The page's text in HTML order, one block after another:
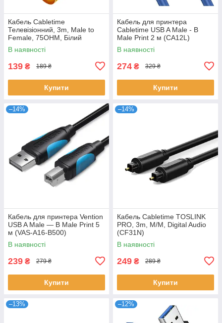
Кабель Cabletime
Телевізіонний, 3m, Male to
Female, 75OHM, Білий
(CF33N)
В наявності
139 ₴ 189 ₴
Купити
Кабель для принтера
Cabletime USB A Male - B
Male Print 2 м (CA12L)
В наявності
274 ₴ 329 ₴
Купити
–14%
Кабель для принтера Vention
USB A Male — B Male Print 5
м (VAS-A16-B500)
В наявності
239 ₴ 279 ₴
Купити
–14%
Кабель Cabletime TOSLINK
PRO, 3m, M/M, Digital Audio
(CF31N)
В наявності
249 ₴ 289 ₴
Купити
–13% –12%